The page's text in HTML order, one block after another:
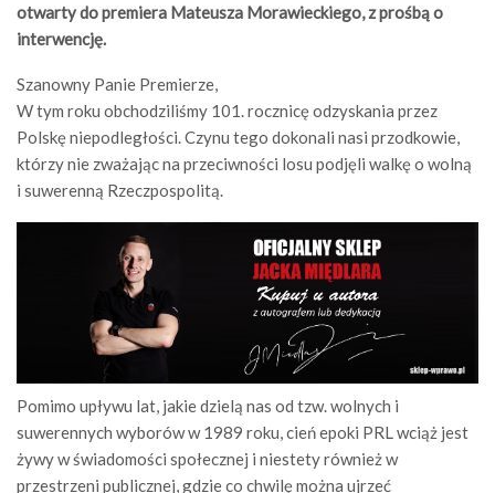
otwarty do premiera Mateusza Morawieckiego, z prośbą o
interwencję.
Szanowny Panie Premierze,
W tym roku obchodziliśmy 101. rocznicę odzyskania przez
Polskę niepodległości. Czynu tego dokonali nasi przodkowie,
którzy nie zważając na przeciwności losu podjęli walkę o wolną
i suwerenną Rzeczpospolitą.
Pomimo upływu lat, jakie dzielą nas od tzw. wolnych i
suwerennych wyborów w 1989 roku, cień epoki PRL wciąż jest
żywy w świadomości społecznej i niestety również w
przestrzeni publicznej, gdzie co chwilę można ujrzeć